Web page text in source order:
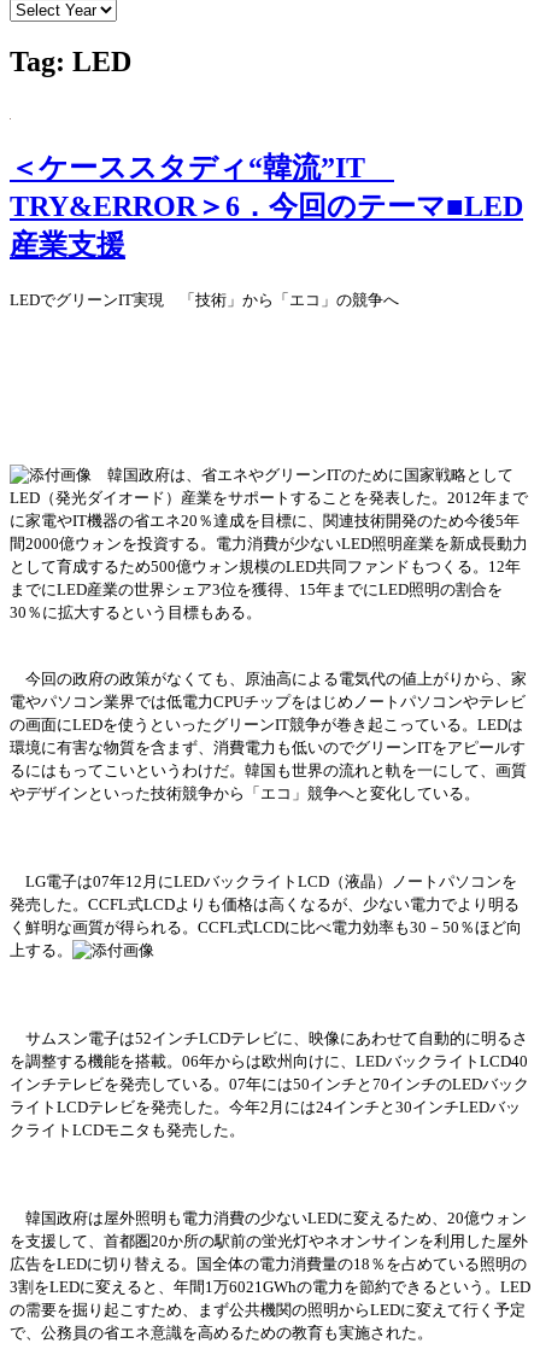
Tag: LED
＜ケーススタディ“韓流”IT
TRY&ERROR＞6．今回のテーマ■LED
産業支援
LEDでグリ ーンIT実現 「技術」から「エコ」の競争へ
韓国政府は、省エネやグリ ーンITのために 国家戦略として
LED（発光ダイオー ド）産業をサポー トすることを発表した。 2012年まで
に家電やIT機器の省エネ20％達成を目標に、 関連技術開発のため今後5年
間2000億ウォンを投資する。電力消費が少ないLED照明産業を新成長動力
として育成するため500億ウォン規模のLED共同ファンドもつくる。12年
までにLED産業の世界シェア3位を獲得、15年までにLED照明の割合を
30％に拡大するという目標もある。
今回の政府の政策がなくても、原油高による電気代の値上がりから、家
電やパソコン業界では低電力CPUチップをはじめノ ー トパソコンやテレビ
の画面にLEDを使うといったグリ ーンIT競争が巻き起こっている。 LEDは
環境に有害な物質を含まず、消費電力も低いのでグリ ーンITをアピールす
るにはもってこいというわけだ。韓国 も世界の流れと軌を一にして、 画質
やデザインといった技術競争から「エコ」競争へと 変化している。
LG電子は07年12月にLEDバックライトLCD（液晶）ノ ー トパソコンを
発売 した。 CCFL式LCDよりも価格は高くなるが、少ない電力でより明る
く鮮明な画質が得られる。 CCFL式LCDに比べ電力効率も30－50％ほど向
上する。
サムスン電子は52インチLCDテレビに、映像にあわせて自動的に明るさ
を調整する機能を搭載。06年からは欧州向けに、 LEDバックライトLCD40
インチテレビを発売 している。 07年には50インチと70インチのLEDバック
ライトLCDテレビを発売 した。今年2月には24インチと30インチLEDバッ
クライトLCDモニタも発売 した。
韓国政府は屋外照明も電力消費の少ないLEDに変えるため、 20億ウォン
を支援して、首都圏20か所の駅前の蛍光灯やネオンサインを利用した屋外
広告をLEDに切り替える。 国全体の電力消費量の18％を占めている照明の
3割をLEDに変えると、年間 1万6021GWhの電力を節約できるという。LED
の需要を掘り起こすため、まず公共機関の照明からLEDに変えて行く予定
で、公務員の省エネ意識を高めるための教育も実施された。